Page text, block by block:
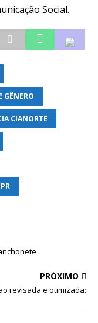
Social.
GÊNERO
CIANORTE
PRÓXIMO
revisada e otimizada: